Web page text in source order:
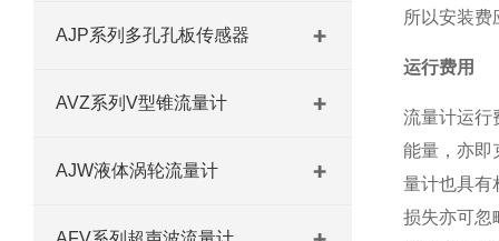
AJP系列多孔孔板传感器
AVZ系列V型锥流量计
AJW液体涡轮流量计
所以安装
运行费用
流量计运行
能量，亦即
量计也具有
损失亦可忽